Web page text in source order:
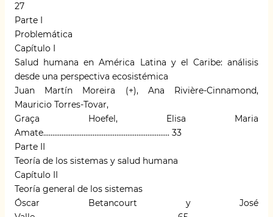
27
Parte I
Problemática
Capítulo I
Salud humana en América Latina y el Caribe: análisis
desde una perspectiva ecosistémica
Juan Martín Moreira (+), Ana Rivière-Cinnamond,
Mauricio Torres-Tovar,
Graça Hoefel, Elisa Maria
Amate..................................................................... 33
Parte II
Teoría de los sistemas y salud humana
Capítulo II
Teoría general de los sistemas
Óscar Betancourt y José